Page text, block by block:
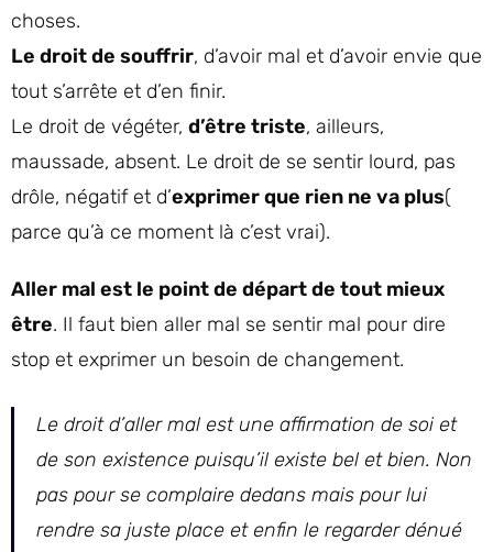
choses.
Le droit de souffrir, d’avoir mal et d’avoir envie que
tout s’arrête et d’en finir.
Le droit de végéter, d’être triste, ailleurs,
maussade, absent. Le droit de se sentir lourd, pas
drôle, négatif et d’exprimer que rien ne va plus(
parce qu’à ce moment là c’est vrai).
Aller mal est le point de départ de tout mieux
être. Il faut bien aller mal se sentir mal pour dire
stop et exprimer un besoin de changement.
Le droit d’aller mal est une affirmation de soi et
de son existence puisqu’il existe bel et bien. Non
pas pour se complaire dedans mais pour lui
rendre sa juste place et enfin le regarder dénué